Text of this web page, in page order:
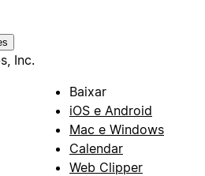
Inc.
Baixar
iOS e Android
Mac e Windows
Calendar
Web Clipper